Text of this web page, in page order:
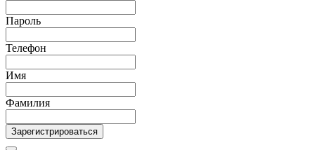
Пароль
Телефон
Имя
Фамилия
Зарегистрироваться